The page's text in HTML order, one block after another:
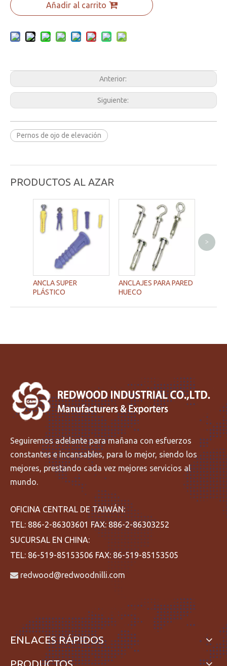
Añadir al carrito
Anterior:
Siguiente:
Pernos de ojo de elevación
PRODUCTOS AL AZAR
ANCLA SUPER
PLÁSTICO
ANCLAJES PARA PARED
HUECO
>
Seguiremos adelante para mañana con esfuerzos
constantes e incansables, para lo mejor, siendo los
mejores, prestando cada vez mejores servicios al
mundo.
OFICINA CENTRAL DE TAIWÁN:
TEL: 886-2-86303601 FAX: 886-2-86303252
SUCURSAL EN CHINA:
TEL: 86-519-85153506 FAX: 86-519-85153505
 redwood@redwoodnilli.com
ENLACES RÁPIDOS
PRODUCTOS